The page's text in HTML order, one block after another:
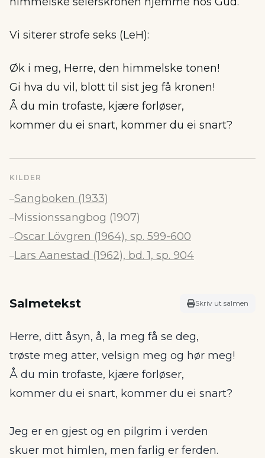
Vi siterer strofe seks (LeH):
Øk i meg, Herre, den himmelske tonen!
Gi hva du vil, blott til sist jeg få kronen!
Å du min trofaste, kjære forløser,
kommer du ei snart, kommer du ei snart?
KILDER
–Sangboken (1933)
–Missionssangbog (1907)
–Oscar Lövgren (1964), sp. 599-600
–Lars Aanestad (1962), bd. 1, sp. 904
Salmetekst Skriv ut salmen
Herre, ditt åsyn, å, la meg få se deg,
trøste meg atter, velsign meg og hør meg!
Å du min trofaste, kjære forløser,
kommer du ei snart, kommer du ei snart?
Jeg er en gjest og en pilgrim i verden
skuer mot himlen, men farlig er ferden.